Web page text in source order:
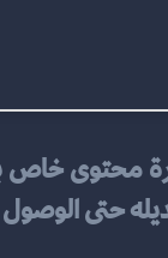
حتى الوصول